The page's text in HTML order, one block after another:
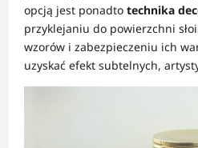
opcją jest ponadto technika
przyklejaniu do powierzchni
wzorów i zabezpieczeniu ich
uzyskać efekt subtelnych,